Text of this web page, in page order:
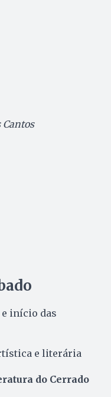
Cantos
início das
e literária
do Cerrado